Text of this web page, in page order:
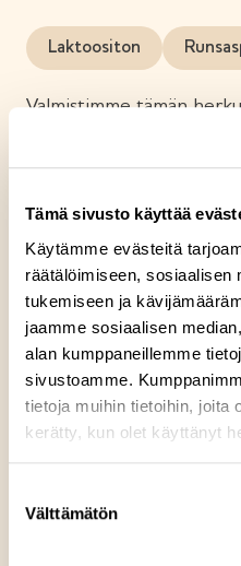
Tämä sivusto käyttää
Käytämme evästeitä
räätälöimiseen, sosiaalisen
tukemiseen ja
jaamme sosiaalisen
alan kumppaneillemme
sivustoamme.
tietoja muihin tietoihin, joita
kerätty, kun olet käyttänyt
valinta
Välttämätön
Laktoositon
Valmistimme tämän
ja maustoimme
inkiväärillä. Tämä ruukku
Ainesosat
Ravintosisältö
Kuumennusohje